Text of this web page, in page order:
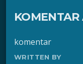
komentar
WRITTEN BY